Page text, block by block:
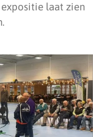
expositie laat zien